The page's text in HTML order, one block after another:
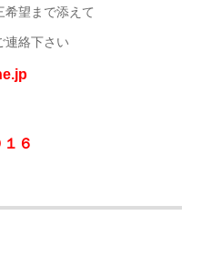
まで添えて
絡下さい
６